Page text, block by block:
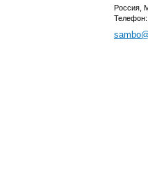
Россия,
Телефон: